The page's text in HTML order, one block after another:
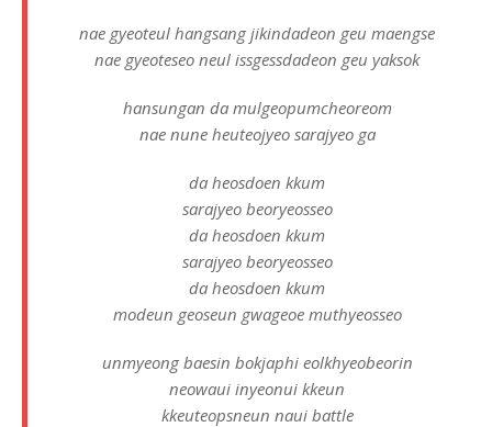
nae gyeoteul hangsang jikindadeon geu maengse
nae gyeoteseo neul issgessdadeon geu yaksok
hansungan da mulgeopumcheoreom
nae nune heuteojyeo sarajyeo ga
da heosdoen kkum
sarajyeo beoryeosseo
da heosdoen kkum
sarajyeo beoryeosseo
da heosdoen kkum
modeun geoseun gwageoe muthyeosseo
unmyeong baesin bokjaphi eolkhyeobeorin
neowaui inyeonui kkeun
kkeuteopsneun naui battle